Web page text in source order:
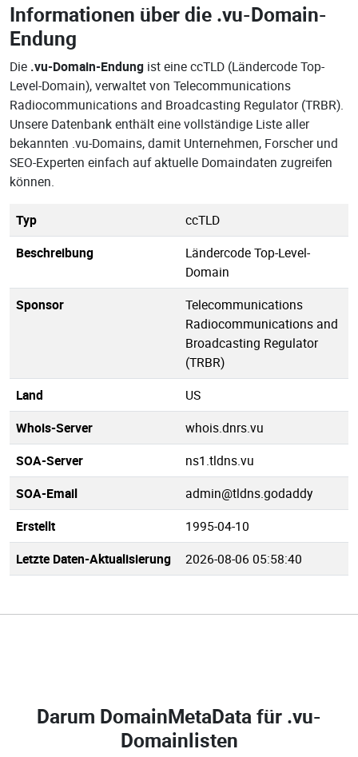
Informationen über die .vu-Domain-
Endung
Die .vu-Domain-Endung ist eine ccTLD (Ländercode Top-
Level-Domain), verwaltet von Telecommunications
Radiocommunications and Broadcasting Regulator (TRBR).
Unsere Datenbank enthält eine vollständige Liste aller
bekannten .vu-Domains, damit Unternehmen, Forscher und
SEO-Experten einfach auf aktuelle Domaindaten zugreifen
können.
Typ
ccTLD
Beschreibung
Ländercode Top-Level-
Domain
Sponsor
Telecommunications
Radiocommunications and
Broadcasting Regulator
(TRBR)
Land
US
Whois-Server
whois.dnrs.vu
SOA-Server
ns1.tldns.vu
SOA-Email
admin@tldns.godaddy
Erstellt
1995-04-10
Letzte Daten-Aktualisierung
2026-08-06 05:58:40
Darum DomainMetaData für .vu-
Domainlisten